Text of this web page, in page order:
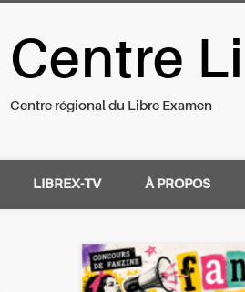
du Libre
Centre
Centre régional du Libre Examen
LIBREX-TV À PROPOS